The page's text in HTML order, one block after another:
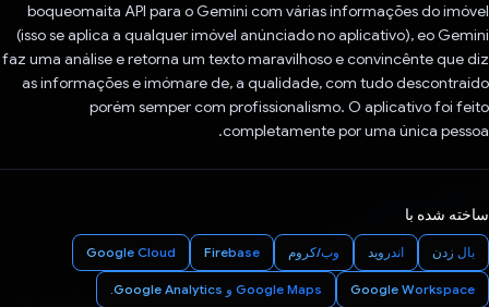
boqueomaita API para o Gemini com várias informações do imóvel
(isso se aplica a qualquer imóvel anúnciado no aplicativo), eo Gemini
faz uma análise e retorna um texto maravilhoso e convincênte que diz
as informações e imómare de, a qualidade, com tudo descontraído
porém semper com profissionalismo. O aplicativo foi feito
completamente por uma única pessoa.
ساخته شده با
بال زدن اندروید وب/کروم Firebase
Google Cloud
Google Workspace Google Maps و Google Analytics.